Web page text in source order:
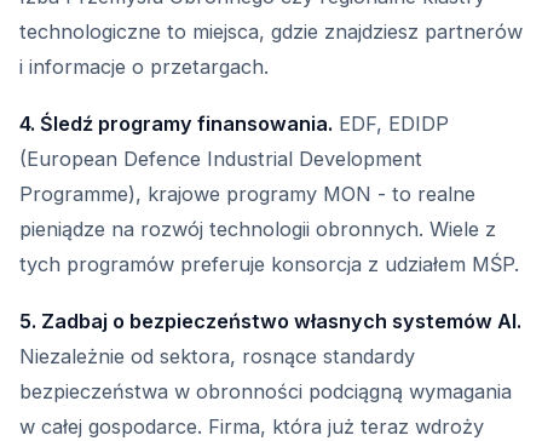
technologiczne to miejsca, gdzie znajdziesz partnerów
i informacje o przetargach.
4. Śledź programy finansowania. EDF, EDIDP
(European Defence Industrial Development
Programme), krajowe programy MON - to realne
pieniądze na rozwój technologii obronnych. Wiele z
tych programów preferuje konsorcja z udziałem MŚP.
5. Zadbaj o bezpieczeństwo własnych systemów AI.
Niezależnie od sektora, rosnące standardy
bezpieczeństwa w obronności podciągną wymagania
w całej gospodarce. Firma, która już teraz wdroży